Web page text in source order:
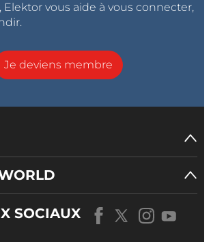
vous aide à vous connecter,
Je deviens membre
SOCIAUX